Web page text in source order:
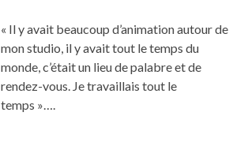
« Il y avait beaucoup d’animation autour de
mon studio, il y avait tout le temps du
monde, c’était un lieu de palabre et de
rendez-vous. Je travaillais tout le
temps »….